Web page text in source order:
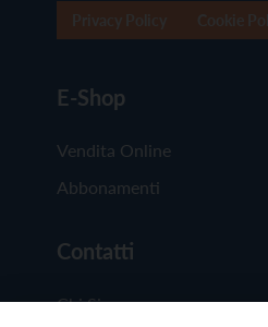
E-Shop
Vendita Online
Abbonamenti
Contatti
Chi Siamo